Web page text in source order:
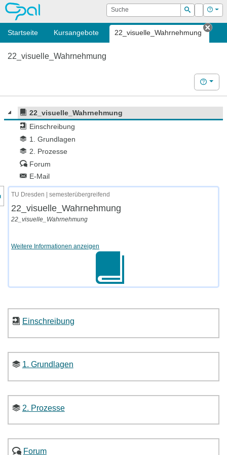
OPAL Suche
Suchen
Login Hilfe
Startseite Kursangebote 22_visuelle_Wahrnehmung
Tab
22_visuelle_Wahrnehmung
Hilfe
22_visuelle_Wahrnehmung
Einschreibung
1. Grundlagen
2. Prozesse
Forum
E-Mail
des Kursmenüs
TU Dresden | semesterübergreifend
22_visuelle_Wahrnehmung
22_visuelle_Wahrnehmung
Weitere Informationen anzeigen
Einschreibung
1. Grundlagen
2. Prozesse
Forum